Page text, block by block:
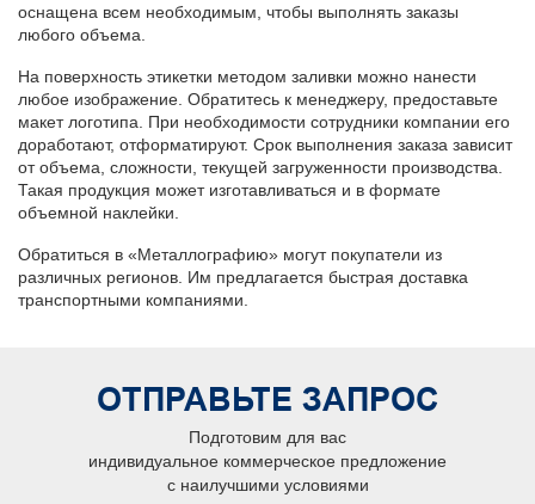
оснащена всем необходимым, чтобы выполнять заказы
любого объема.
На поверхность этикетки методом заливки можно нанести
любое изображение. Обратитесь к менеджеру, предоставьте
макет логотипа. При необходимости сотрудники компании его
доработают, отформатируют. Срок выполнения заказа зависит
от объема, сложности, текущей загруженности производства.
Такая продукция может изготавливаться и в формате
объемной наклейки.
Обратиться в «Металлографию» могут покупатели из
различных регионов. Им предлагается быстрая доставка
транспортными компаниями.
ОТПРАВЬТЕ ЗАПРОС
Подготовим для вас
индивидуальное коммерческое предложение
с наилучшими условиями